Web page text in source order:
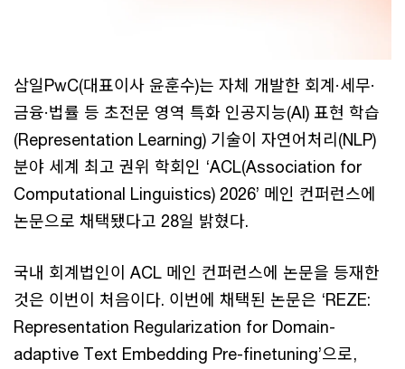
삼일PwC(대표이사 윤훈수)는 자체 개발한 회계·세무·
금융·법률 등 초전문 영역 특화 인공지능(AI) 표현 학습
(Representation Learning) 기술이 자연어처리(NLP)
분야 세계 최고 권위 학회인 ‘ACL(Association for
Computational Linguistics) 2026’ 메인 컨퍼런스에
논문으로 채택됐다고 28일 밝혔다.
국내 회계법인이 ACL 메인 컨퍼런스에 논문을 등재한
것은 이번이 처음이다. 이번에 채택된 논문은 ‘REZE:
Representation Regularization for Domain-
adaptive Text Embedding Pre-finetuning’으로,